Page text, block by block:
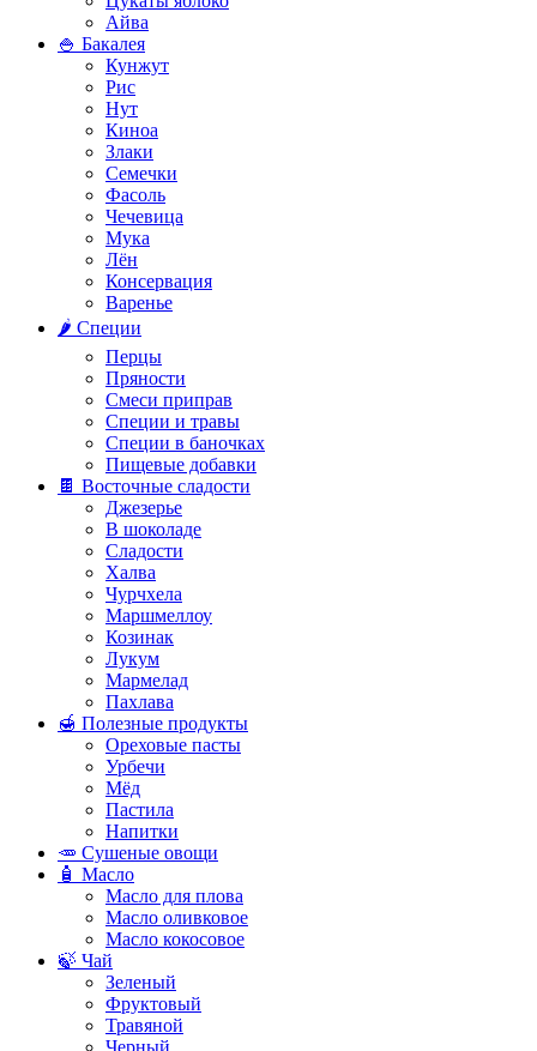
Айва
🍚 Бакалея
Кунжут
Рис
Нут
Киноа
Злаки
Семечки
Фасоль
Чечевица
Мука
Лён
Консервация
Варенье
🌶️ Специи
Перцы
Пряности
Смеси приправ
Специи и травы
Специи в баночках
Пищевые добавки
🍫 Восточные сладости
Джезерье
В шоколаде
Сладости
Халва
Чурчхела
Маршмеллоу
Козинак
Лукум
Мармелад
Пахлава
🍯 Полезные продукты
Ореховые пасты
Урбечи
Мёд
Пастила
Напитки
🥕 Сушеные овощи
🧴 Масло
Масло для плова
Масло оливковое
Масло кокосовое
🍃 Чай
Зеленый
Фруктовый
Травяной
Черный